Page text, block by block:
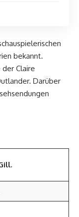
bekannt.
Claire
Darüber